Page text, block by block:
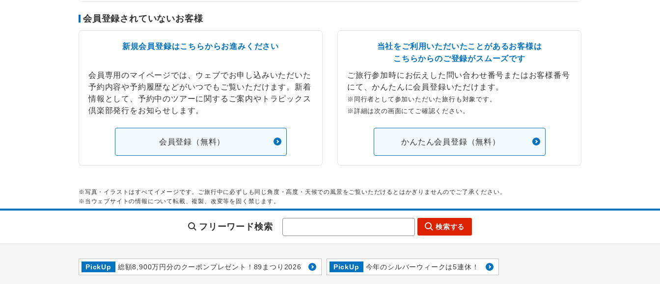
会員登録されていないお客様
新規会員登録はこちらからお進みください
会員専用のマイページでは、ウェブでお申し込みいただいた
予約内容や予約履歴などがいつでもご覧いただけます。新着
情報として、予約中のツアーに関するご案内やトラピックス
倶楽部発行をお知らせします。
会員登録（無料）
当社をご利用いただいたことがあるお客様は
こちらからのご登録がスムーズです
ご旅行参加時にお伝えした問い合わせ番号またはお客様番号
にて、かんたんに会員登録いただけます。
※同行者として参加いただいた旅行も対象です。
※詳細は次の画面にてご確認ください。
かんたん会員登録（無料）
※写真・イラストはすべてイメージです。ご旅行中に必ずしも同じ角度・高度・天候での風景をご覧いただけるとはかぎりませんのでご了承ください。
※当ウェブサイトの情報について転載、複製、改変等を固く禁じます。
フリーワード検索 検索する
PickUp 総額8,900万円分のクーポンプレゼント！89まつり2026 PickUp 今年のシルバーウィークは5連休！